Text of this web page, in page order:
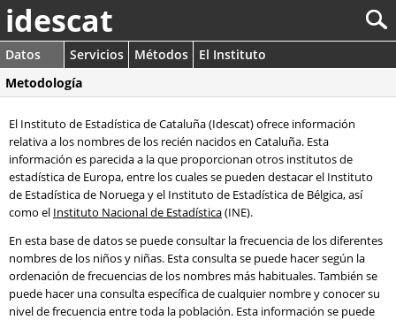
idescat
Datos Servicios Métodos
El Instituto
Metodología
El Instituto de Estadística de Cataluña (Idescat) ofrece información
relativa a los nombres de los recién nacidos en Cataluña. Esta
información es parecida a la que proporcionan otros institutos de
estadística de Europa, entre los cuales se pueden destacar el Instituto
de Estadística de Noruega y el Instituto de Estadística de Bélgica, así
como el Instituto Nacional de Estadística(INE).
En esta base de datos se puede consultar la frecuencia de los diferentes
nombres de los niños y niñas. Esta consulta se puede hacer según la
ordenación de frecuencias de los nombres más habituales. También se
puede hacer una consulta específica de cualquier nombre y conocer su
nivel de frecuencia entre toda la población. Esta información se puede